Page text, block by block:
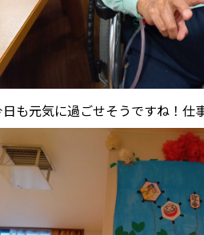
日も元気に過ごせそうですね！仕